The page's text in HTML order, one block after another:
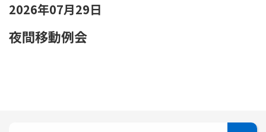
2026年07月29日
夜間移動例会